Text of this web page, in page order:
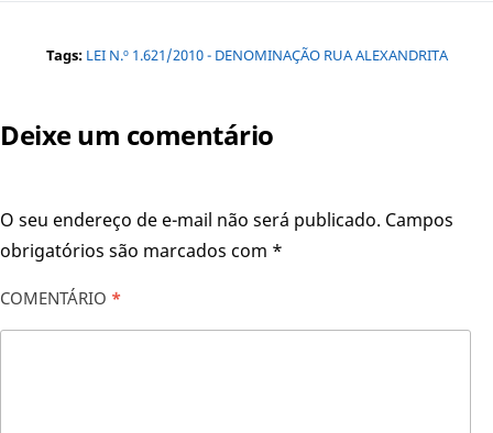
Tags: LEI N.º 1.621/2010 - DENOMINAÇÃO RUA ALEXANDRITA
Deixe um comentário
O seu endereço de e-mail não será publicado. Campos
obrigatórios são marcados com *
COMENTÁRIO *